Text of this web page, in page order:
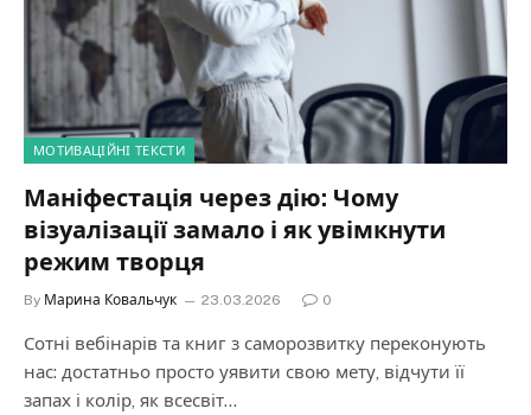
МОТИВАЦІЙНІ ТЕКСТИ
Маніфестація через дію: Чому
візуалізації замало і як увімкнути
режим творця
By Марина Ковальчук 23.03.2026 0
Сотні вебінарів та книг з саморозвитку переконують
нас: достатньо просто уявити свою мету, відчути її
запах і колір, як всесвіт…